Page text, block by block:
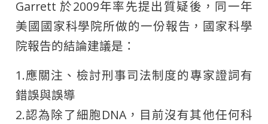
Garrett 於2009年率先提出質疑後，同一年
美國國家科學院所做的一份報告，國家科學
院報告的結論建議是：
1.應關注、檢討刑事司法制度的專家證詞有
錯誤與誤導
2.認為除了細胞DNA，目前沒有其他任何科